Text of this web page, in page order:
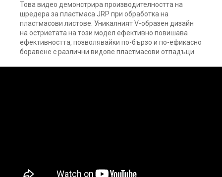
Това видео демонстрира производителността на
шредера за пластмаса JRP при обработка на
пластмасови листове. Уникалният V-образен дизайн
на остриетата на този модел ефективно повишава
ефективността, позволявайки по-бързо и по-ефикасно
боравене с различни видове пластмасови отпадъци.